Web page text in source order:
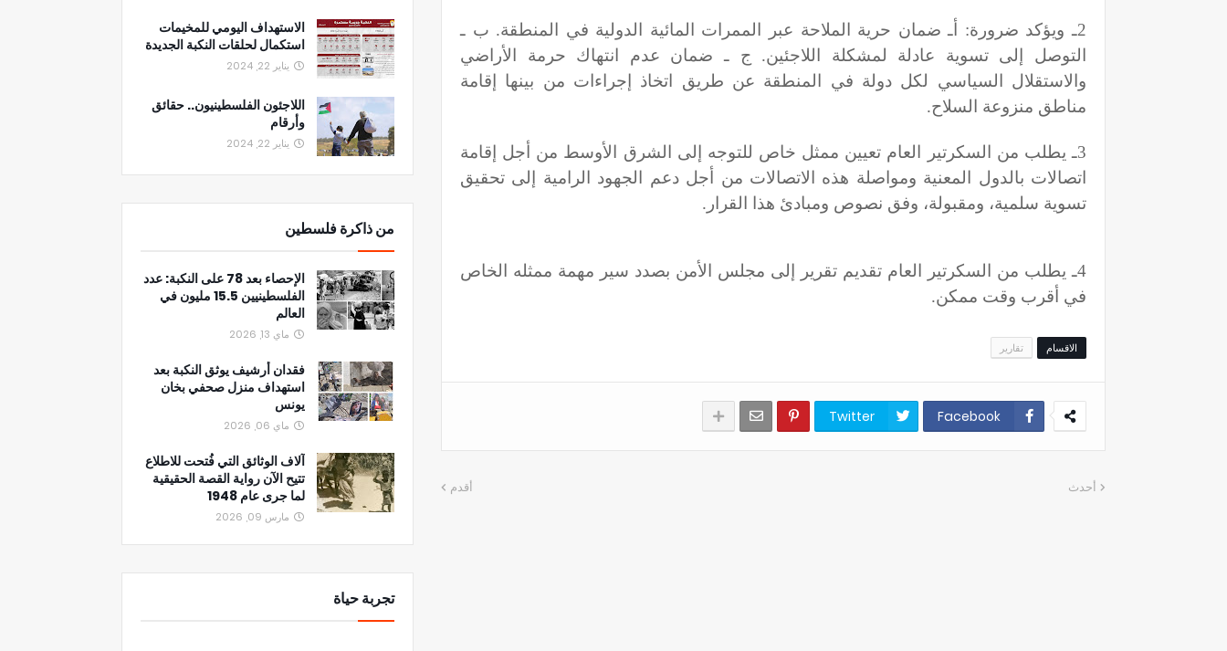
2ـ ويؤكد ضرورة: أـ ضمان حرية الملاحة عبر الممرات المائية الدولية في المنطقة. ب ـ
التوصل إلى تسوية عادلة لمشكلة اللاجئين. ج ـ ضمان عدم انتهاك حرمة الأراضي
والاستقلال السياسي لكل دولة في المنطقة عن طريق اتخاذ إجراءات من بينها إقامة
مناطق منزوعة السلاح.
3ـ يطلب من السكرتير العام تعيين ممثل خاص للتوجه إلى الشرق الأوسط من أجل إقامة
اتصالات بالدول المعنية ومواصلة هذه الاتصالات من أجل دعم الجهود الرامية إلى تحقيق
تسوية سلمية، ومقبولة، وفق نصوص ومبادئ هذا القرار .
4ـ يطلب من السكرتير العام تقديم تقرير إلى مجلس الأمن بصدد سير مهمة ممثله الخاص
في أقرب وقت ممكن.
الاقسام تقارير
Facebook
Twitter
أحدث أقدم
الاستهداف اليومي للمخيمات
استكمال لحلقات النكبة الجديدة
يناير 22, 2024
اللاجئون الفلسطينيون.. حقائق
وأرقام
يناير 22, 2024
من ذاكرة فلسطين
الإحصاء بعد 78 على النكبة: عدد
الفلسطينيين 15.5 مليون في
العالم
ماي 13, 2026
فقدان أرشيف يوثق النكبة بعد
استهداف منزل صحفي بخان
يونس
ماي 06, 2026
آلاف الوثائق التي فُتحت للاطلاع
تتيح الآن رواية القصة الحقيقية
لما جرى عام 1948
مارس 09, 2026
تجربة حياة